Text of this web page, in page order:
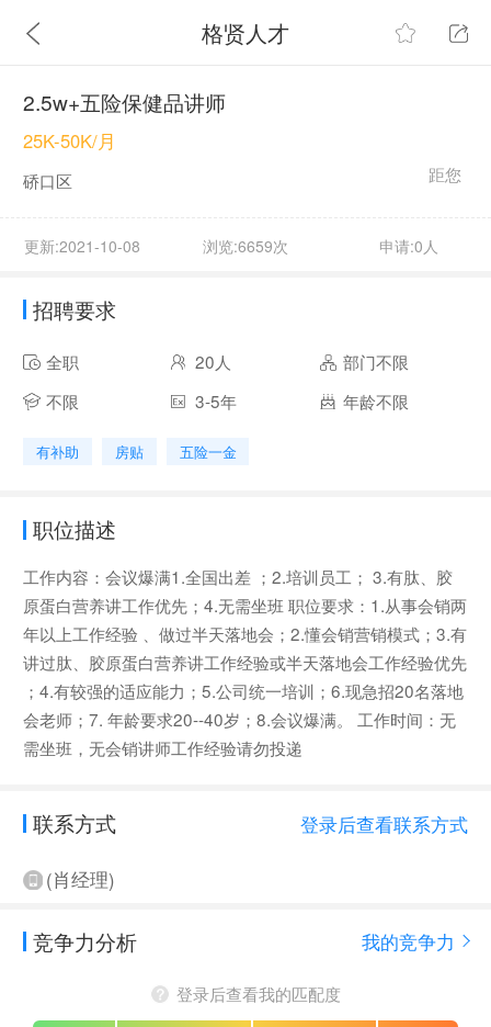
格贤人才
2.5w+五险保健品讲师
距您
25K-50K/月
硚口区
更新:2021-10-08 浏览:6659次 申请:0人
招聘要求
全职 20人
部门不限
不限
3-5年 年龄不限
有补助 房贴 五险一金
职位描述
工作内容：会议爆满1.全国出差 ；2.培训员工； 3.有肽、胶
原蛋白营养讲工作优先；4.无需坐班 职位要求：1.从事会销两
年以上工作经验 、做过半天落地会；2.懂会销营销模式；3.有
讲过肽、胶原蛋白营养讲工作经验或半天落地会工作经验优先
；4.有较强的适应能力；5.公司统一培训；6.现急招20名落地
会老师；7. 年龄要求20--40岁；8.会议爆满。 工作时间：无
需坐班，无会销讲师工作经验请勿投递
联系方式 登录后查看联系方式
(肖经理)
竞争力分析 我的竞争力
登录后查看我的匹配度